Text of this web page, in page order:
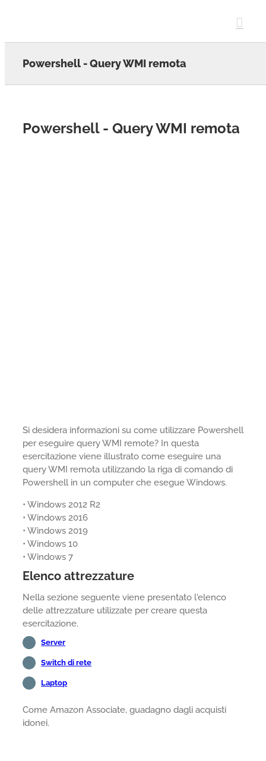
Powershell - Query WMI remota
Powershell - Query WMI remota
Si desidera informazioni su come utilizzare Powershell
per eseguire query WMI remote? In questa
esercitazione viene illustrato come eseguire una
query WMI remota utilizzando la riga di comando di
Powershell in un computer che esegue Windows.
• Windows 2012 R2
• Windows 2016
• Windows 2019
• Windows 10
• Windows 7
Elenco attrezzature
Nella sezione seguente viene presentato l'elenco
delle attrezzature utilizzate per creare questa
esercitazione.
Server
Switch di rete
Laptop
Come Amazon Associate, guadagno dagli acquisti
idonei.